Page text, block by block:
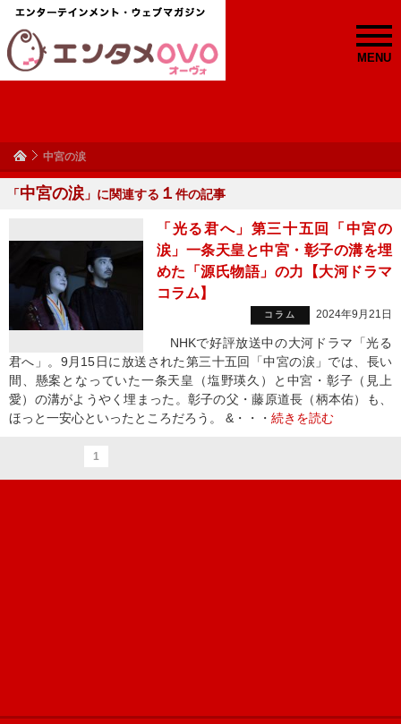
MENU
中宮の涙
「中宮の涙 」に関連する １ 件の記事
「光る君へ」第三十五回「中宮の
涙」一条天皇と中宮・彰子の溝を埋
めた「源氏物語」の力【大河ドラマ
コラム】
コラム 2024年9月21日
NHKで好評放送中の大河ドラマ「光る
君へ」。9月15日に放送された第三十五回「中宮の涙」では、長い
間、懸案となっていた一条天皇（塩野瑛久）と中宮・彰子（見上
愛）の溝がようやく埋まった。彰子の父・藤原道長（柄本佑）も、
ほっと一安心といったところだろう。 &・・・ 続きを読む
1